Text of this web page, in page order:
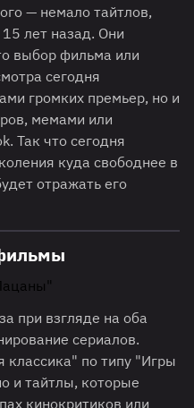
— немало тайтлов,
лет назад. Они
выбор фильма или
сегодня
громких премьер, но и
мемами или
Так что сегодня
куда свободнее в
отражать его
при взгляде на оба
сериалов.
классика" по типу "Игры
и тайтлы, которые
кинокритиков или